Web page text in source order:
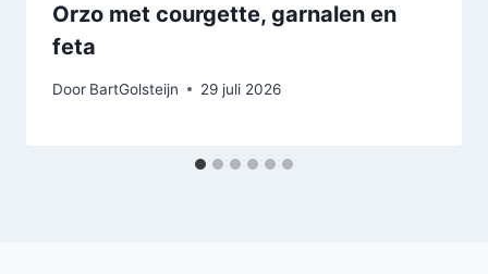
Orzo met courgette, garnalen en
feta
Door BartGolsteijn 29 juli 2026